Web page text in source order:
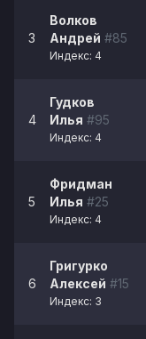
3
Волков
Андрей #85
Индекс: 4
4
Гудков
Илья #95
Индекс: 4
5
Фридман
Илья #25
Индекс: 4
6
Григурко
Алексей #15
Индекс: 3